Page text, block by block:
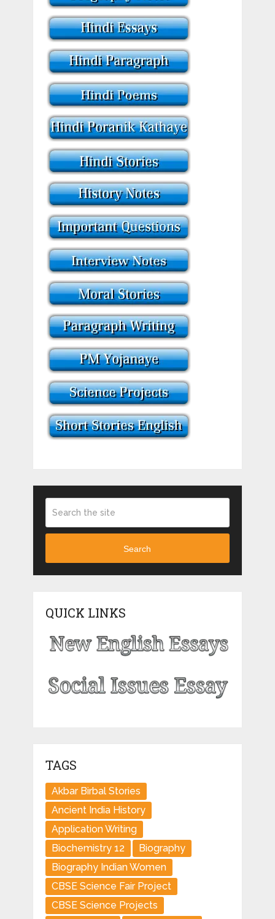
Search
QUICK LINKS
TAGS
Akbar Birbal Stories
Ancient India History
Application Writing
Biochemistry 12
Biography
Biography Indian Women
CBSE Science Fair Project
CBSE Science Projects